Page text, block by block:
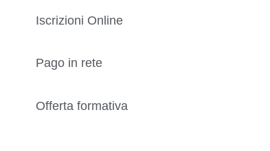
Iscrizioni Online
Pago in rete
Offerta formativa